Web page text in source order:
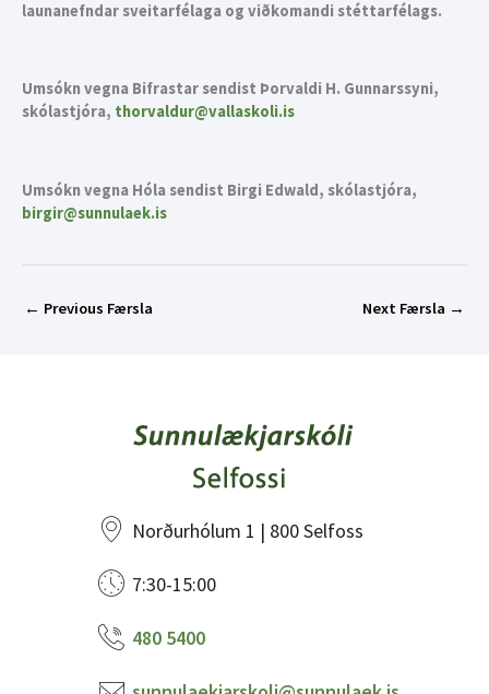
launanefndar sveitarfélaga og viðkomandi stéttarfélags.
Umsókn vegna Bifrastar sendist Þorvaldi H. Gunnarssyni,
skólastjóra, thorvaldur@vallaskoli.is
Umsókn vegna Hóla sendist Birgi Edwald, skólastjóra,
birgir@sunnulaek.is
← Previous Færsla Next Færsla →
Norðurhólum 1 | 800 Selfoss
7:30-15:00
480 5400